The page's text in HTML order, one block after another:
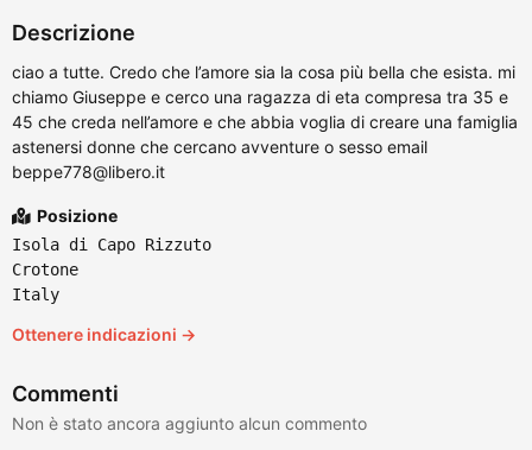
Descrizione
ciao a tutte. Credo che l’amore sia la cosa più bella che esista. mi
chiamo Giuseppe e cerco una ragazza di eta compresa tra 35 e
45 che creda nell’amore e che abbia voglia di creare una famiglia
astenersi donne che cercano avventure o sesso email
beppe778@libero.it
Posizione
Isola di Capo Rizzuto
Crotone
Italy
Ottenere indicazioni →
Commenti
Non è stato ancora aggiunto alcun commento